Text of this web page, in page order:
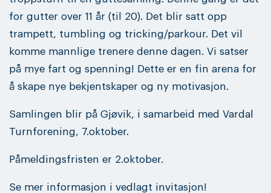
for gutter over 11 år (til 20). Det blir satt opp
trampett, tumbling og tricking/parkour. Det vil
komme mannlige trenere denne dagen. Vi satser
på mye fart og spenning! Dette er en fin arena for
å skape nye bekjentskaper og ny motivasjon.
Samlingen blir på Gjøvik, i samarbeid med Vardal
Turnforening, 7.oktober.
Påmeldingsfristen er 2.oktober.
Se mer informasjon i vedlagt invitasjon!